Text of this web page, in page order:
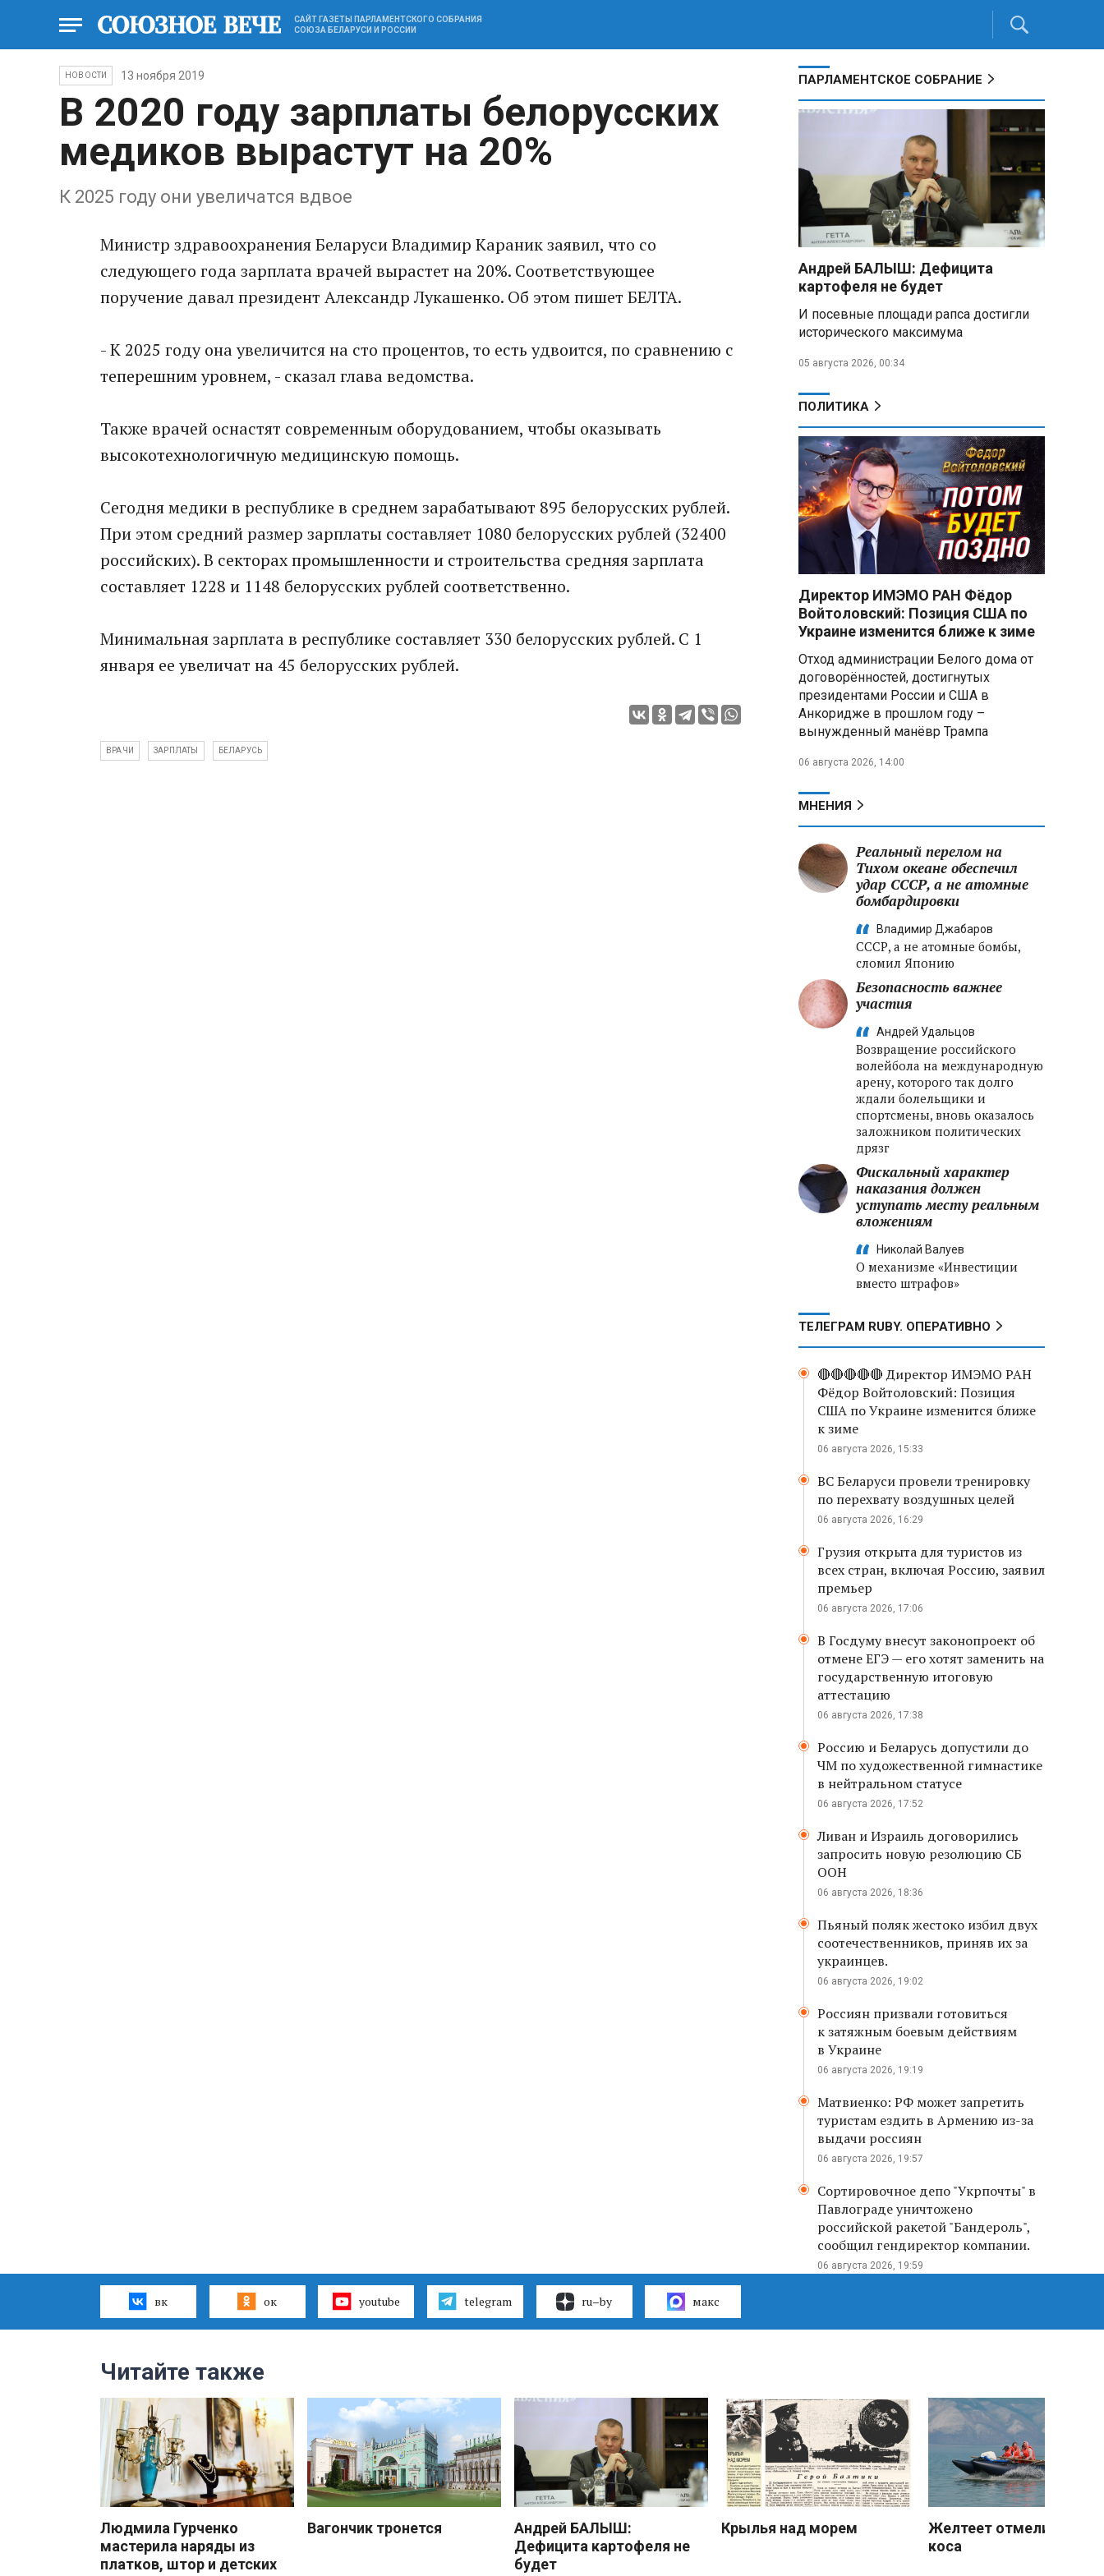
САЙТ ГАЗЕТЫ ПАРЛАМЕНТСКОГО СОБРАНИЯ
СОЮЗА БЕЛАРУСИ И РОССИИ
НОВОСТИ 13 ноября 2019
В 2020 году зарплаты белорусских
медиков вырастут на 20%
К 2025 году они увеличатся вдвое
Министр здравоохранения Беларуси Владимир Караник заявил, что со
следующего года зарплата врачей вырастет на 20%. Соответствующее
поручение давал президент Александр Лукашенко. Об этом пишет БЕЛТА.
- К 2025 году она увеличится на сто процентов, то есть удвоится, по сравнению с
теперешним уровнем, - сказал глава ведомства.
Также врачей оснастят современным оборудованием, чтобы оказывать
высокотехнологичную медицинскую помощь.
Сегодня медики в республике в среднем зарабатывают 895 белорусских рублей.
При этом средний размер зарплаты составляет 1080 белорусских рублей (32400
российских). В секторах промышленности и строительства средняя зарплата
составляет 1228 и 1148 белорусских рублей соответственно.
Минимальная зарплата в республике составляет 330 белорусских рублей. С 1
января ее увеличат на 45 белорусских рублей.
ВРАЧИ ЗАРПЛАТЫ БЕЛАРУСЬ
ПАРЛАМЕНТСКОЕ СОБРАНИЕ
Андрей БАЛЫШ: Дефицита
картофеля не будет
И посевные площади рапса достигли
исторического максимума
05 августа 2026, 00:34
ПОЛИТИКА
Директор ИМЭМО РАН Фёдор
Войтоловский: Позиция США по
Украине изменится ближе к зиме
Отход администрации Белого дома от
договорённостей, достигнутых
президентами России и США в
Анкоридже в прошлом году –
вынужденный манёвр Трампа
06 августа 2026, 14:00
МНЕНИЯ
Реальный перелом на
Тихом океане обеспечил
удар СССР, а не атомные
бомбардировки
Владимир Джабаров
СССР, а не атомные бомбы,
сломил Японию
Безопасность важнее
участия
Андрей Удальцов
Возвращение российского
волейбола на международную
арену, которого так долго
ждали болельщики и
спортсмены, вновь оказалось
заложником политических
дрязг
Фискальный характер
наказания должен
уступать месту реальным
вложениям
Николай Валуев
О механизме «Инвестиции
вместо штрафов»
ТЕЛЕГРАМ RUBY. ОПЕРАТИВНО
🔴🔴🔴🔴🔴 Директор ИМЭМО РАН
Фёдор Войтоловский: Позиция
США по Украине изменится ближе
к зиме
06 августа 2026, 15:33
ВС Беларуси провели тренировку
по перехвату воздушных целей
06 августа 2026, 16:29
Грузия открыта для туристов из
всех стран, включая Россию, заявил
премьер
06 августа 2026, 17:06
В Госдуму внесут законопроект об
отмене ЕГЭ — его хотят заменить на
государственную итоговую
аттестацию
06 августа 2026, 17:38
Россию и Беларусь допустили до
ЧМ по художественной гимнастике
в нейтральном статусе
06 августа 2026, 17:52
Ливан и Израиль договорились
запросить новую резолюцию СБ
ООН
06 августа 2026, 18:36
Пьяный поляк жестоко избил двух
соотечественников, приняв их за
украинцев.
06 августа 2026, 19:02
Россиян призвали готовиться
к затяжным боевым действиям
в Украине
06 августа 2026, 19:19
Матвиенко: РФ может запретить
туристам ездить в Армению из-за
выдачи россиян
06 августа 2026, 19:57
Сортировочное депо "Укрпочты" в
Павлограде уничтожено
российской ракетой "Бандероль",
сообщил гендиректор компании.
06 августа 2026, 19:59
вк ок youtube telegram ru–by макс
Читайте также
Людмила Гурченко
мастерила наряды из
платков, штор и детских
Вагончик тронется
Андрей БАЛЫШ:
Дефицита картофеля не
будет
Крылья над морем
Желтеет отмели
коса